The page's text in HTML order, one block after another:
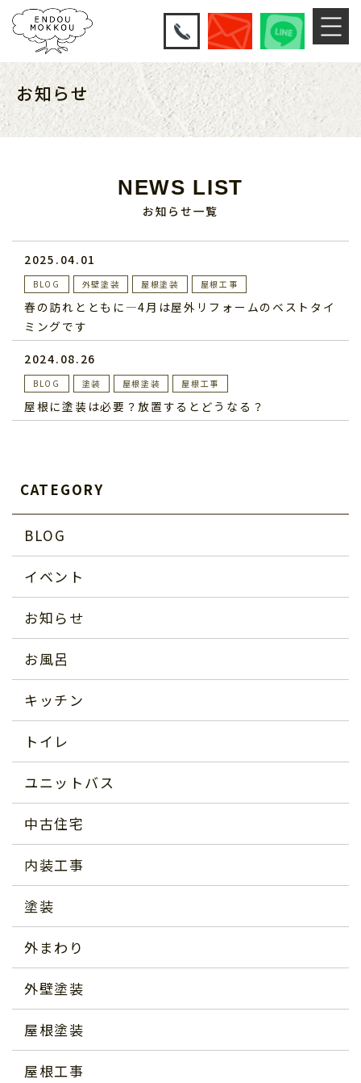
お知らせ
NEWS LIST
お知らせ一覧
2025.04.01
BLOG 外壁塗装 屋根塗装 屋根工事
春の訪れとともに—4月は屋外リフォームのベストタイ
ミングです
2024.08.26
BLOG 塗装 屋根塗装 屋根工事
屋根に塗装は必要？放置するとどうなる？
CATEGORY
BLOG
イベント
お知らせ
お風呂
キッチン
トイレ
ユニットバス
中古住宅
内装工事
塗装
外まわり
外壁塗装
屋根塗装
屋根工事